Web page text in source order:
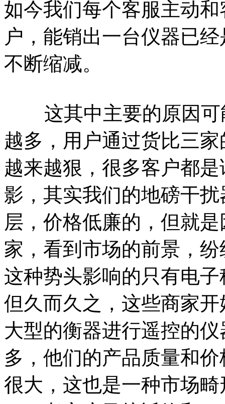
如今我们每个客服主动
户，能销出一台仪器已
不断缩减。
这其中主要的原因可
越多，用户通过货比三
越来越狠，很多客户都
影，其实我们的地磅干
层，价格低廉的，但就
家，看到市场的前景，
这种势头影响的只有电
但久而久之，这些商家
大型的衡器进行遥控的
多，他们的产品质量和
很大，这也是一种市场